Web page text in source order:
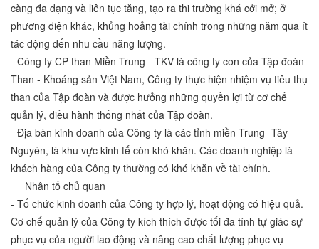
càng đa dạng và liên tục tăng, tạo ra thi trường khá cởi mở; ở
phương diện khác, khủng hoảng tài chính trong những năm qua ít
tác động đến nhu cầu năng lượng.
- Công ty CP than Miền Trung - TKV là công ty con của Tập đoàn
Than - Khoáng sản Việt Nam, Công ty thực hiện nhiệm vụ tiêu thụ
than của Tập đoàn và được hưởng những quyền lợi từ cơ chế
quản lý, điều hành thống nhất của Tập đoàn.
- Địa bàn kinh doanh của Công ty là các tỉnh miền Trung- Tây
Nguyên, là khu vực kinh tế còn khó khăn. Các doanh nghiệp là
khách hàng của Công ty thường có khó khăn về tài chính.
Nhân tố chủ quan
- Tổ chức kinh doanh của Công ty hợp lý, hoạt động có hiệu quả.
Cơ chế quản lý của Công ty kích thích được tối đa tính tự giác sự
phục vụ của người lao động và nâng cao chất lượng phục vụ